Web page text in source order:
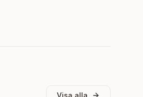
Visa alla